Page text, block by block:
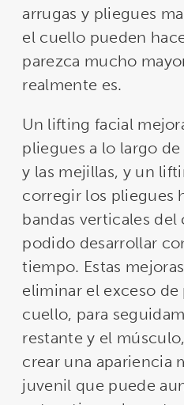
arrugas y pliegues
el cuello pueden
parezca mucho
realmente es.
Un lifting facial
pliegues a lo largo
y las mejillas, y un
corregir los pliegues
bandas verticales del
podido desarrollar
tiempo. Estas
eliminar el exceso de
cuello, para
restante y el
crear una apariencia
juvenil que puede